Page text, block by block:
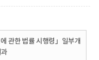
관한 법률 시행령」일부개